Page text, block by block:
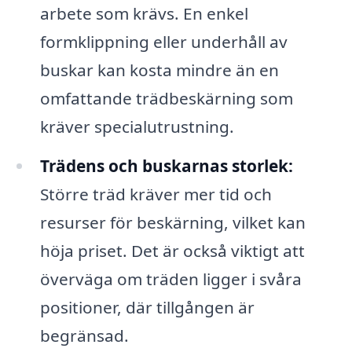
arbete som krävs. En enkel
formklippning eller underhåll av
buskar kan kosta mindre än en
omfattande trädbeskärning som
kräver specialutrustning.
Trädens och buskarnas storlek:
Större träd kräver mer tid och
resurser för beskärning, vilket kan
höja priset. Det är också viktigt att
överväga om träden ligger i svåra
positioner, där tillgången är
begränsad.